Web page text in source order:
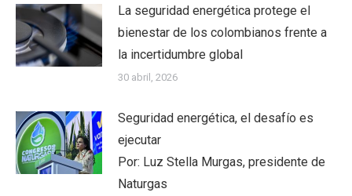
La seguridad energética protege el
bienestar de los colombianos frente a
la incertidumbre global
30 abril, 2026
Seguridad energética, el desafío es
ejecutar
Por: Luz Stella Murgas, presidente de
Naturgas